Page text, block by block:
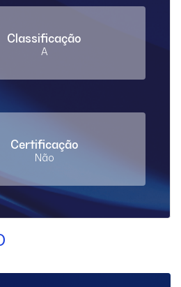
Classificação
A
Certificação
Não